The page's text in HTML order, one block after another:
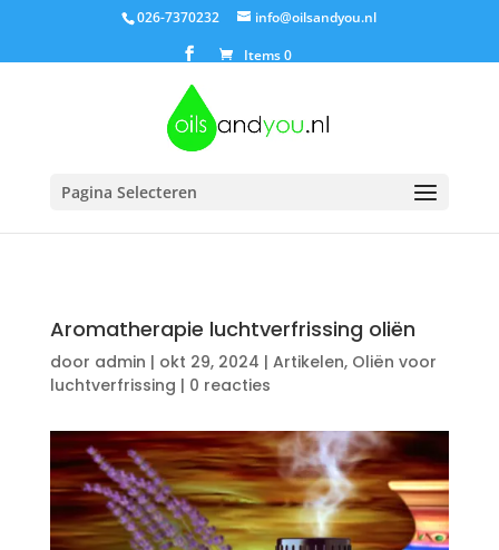
026-7370232
info@oilsandyou.nl
Items 0
Pagina Selecteren
Aromatherapie luchtverfrissing oliën
door admin | okt 29, 2024 | Artikelen, Oliën voor
luchtverfrissing | 0 reacties